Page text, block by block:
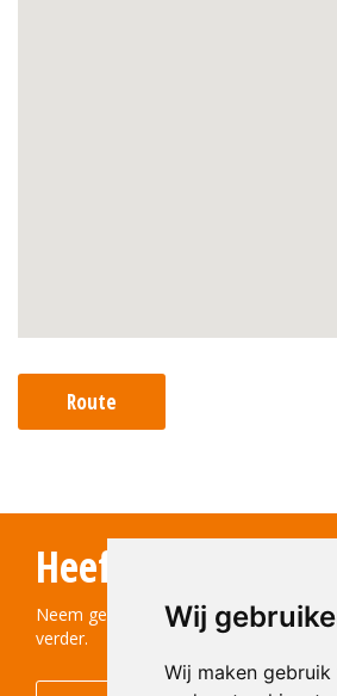
Wij
Wij maken
Route
Heeft u vragen?
Neem gerust contact met ons op! We
verder.